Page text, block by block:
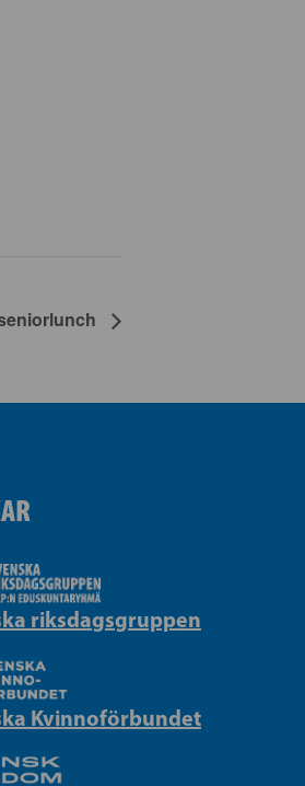
riksdagsgruppen
Kvinnoförbundet